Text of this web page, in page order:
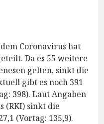
Coronavirus hat
Da es 55 weitere
gelten, sinkt die
gibt es noch 391
398). Laut Angaben
(RKI) sinkt die
(Vortag: 135,9).